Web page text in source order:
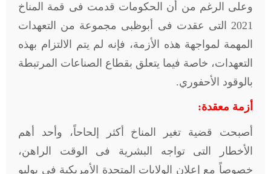
وعلى الرغم من أن الحكومات قدمت فى قمة المناخ
2021 التى عقدت فى أبوظبى مجموعة من التعهدات
المهمة لمواجهة هذه الأزمة، فإنه لم يتم الالتزام بهذه
التعهدات، خاصة فيما يتعلق بقطاع الصناعات المرتبطة
بالوقود الأحفوري.
أزمة معقدة:
أصبحت قضية تغير المناخ أكثر إلحاحاً، وأحد أهم
الأخطار التى تواجه البشرية فى الوقت الراهن،
خصوصاً مع إعلان الولايات المتحدة الأمريكية فى يوليو